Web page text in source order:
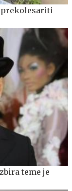
prekolesariti
teme je